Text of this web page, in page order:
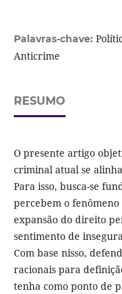
Palavras-chave:
Anticrime
RESUMO
O presente artigo
criminal atual se
Para isso, busca-se
percebem o
expansão do direito
sentimento de
Com base nisso,
racionais para
tenha como ponto de